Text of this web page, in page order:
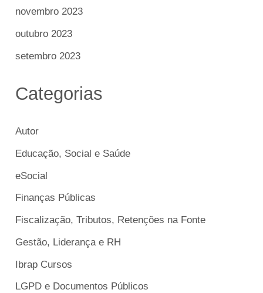
novembro 2023
outubro 2023
setembro 2023
Categorias
Autor
Educação, Social e Saúde
eSocial
Finanças Públicas
Fiscalização, Tributos, Retenções na Fonte
Gestão, Liderança e RH
Ibrap Cursos
LGPD e Documentos Públicos